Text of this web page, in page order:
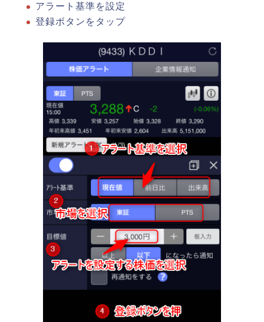
アラート基準を設定
登録ボタンをタップ